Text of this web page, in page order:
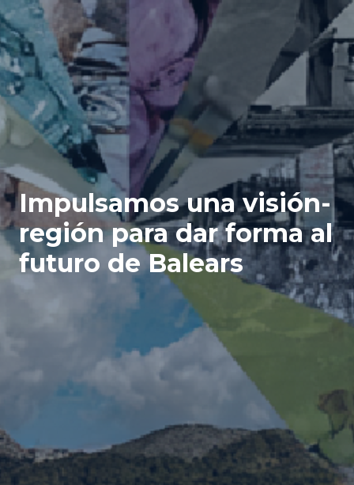
Impulsamos una visión-
región para dar forma al
futuro de Balears